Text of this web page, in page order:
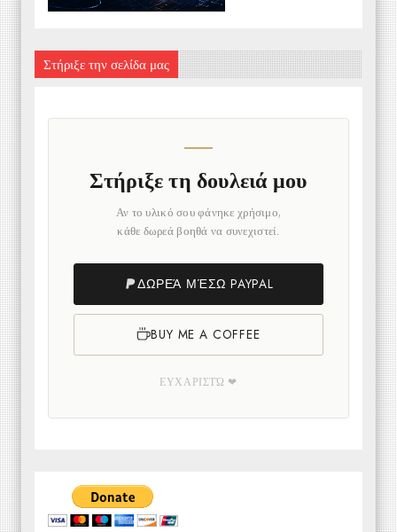
Στήριξε την σελίδα μας
Στήριξε τη δουλειά μου
Αν το υλικό σου φάνηκε χρήσιμο,
κάθε δωρεά βοηθά να συνεχιστεί.
ΔΩΡΕΆ ΜΈΣΩ PAYPAL
BUY ME A COFFEE
ΕΥΧΑΡΙΣΤΏ ❤